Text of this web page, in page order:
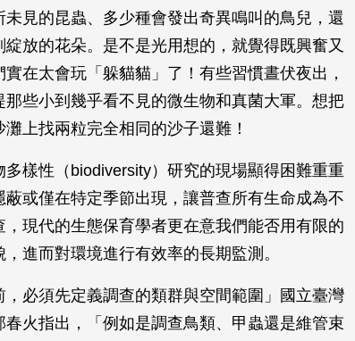
見的昆蟲、多少種會發出奇異鳴叫的鳥兒，還
放的花朵。是不是光用想的，就覺得既興奮又
在太會玩「躲貓貓」了！有些習慣晝伏夜出，
些小到幾乎看不見的微生物和真菌大軍。想把
上找兩粒完全相同的沙子還難！
樣性（biodiversity）研究的現場顯得困難重重
或僅在特定季節出現，讓普查所有生命成為不
現代的生態保育學者更在意我們能否用有限的
進而對環境進行有效率的長期監測。
，必須先定義調查的類群與空間範圍」國立臺灣
火指出，「例如是調查鳥類、甲蟲還是維管束